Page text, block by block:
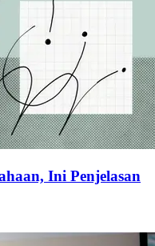
Ini Penjelasan